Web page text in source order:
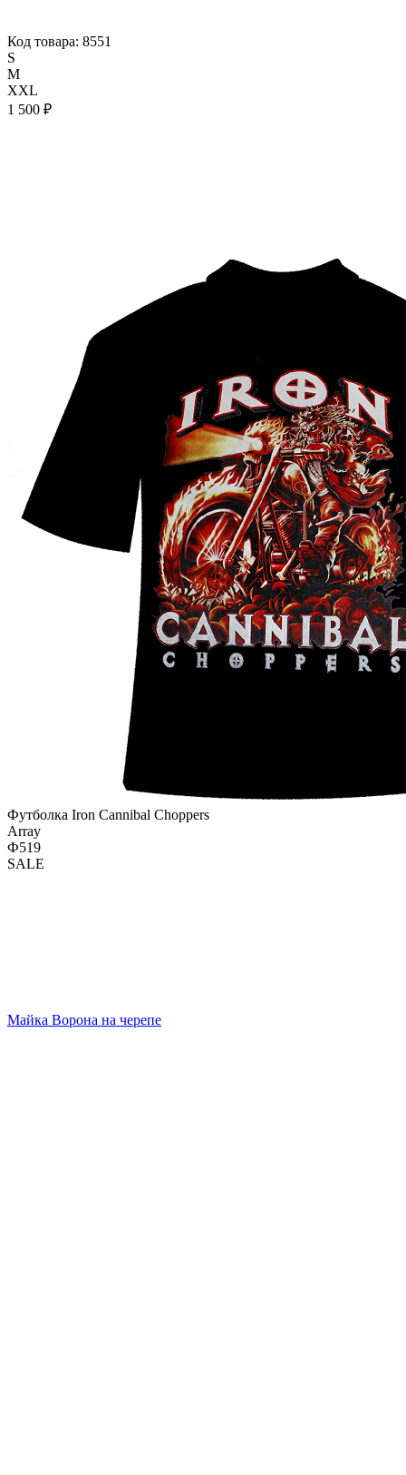
Код товара: 8551
S
M
XXL
1 500 ₽
Футболка Iron Cannibal Choppers
Array
Ф519
SALE
Майка Ворона на черепе